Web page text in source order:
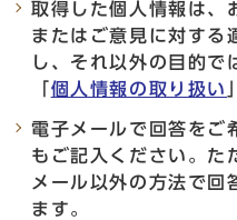
取得した個人情報は、
またはご意見に対する
し、それ以外の目的で
個人情報の取り扱い
電子メールで回答をご
もご記入ください。た
メール以外の方法で回
ます。